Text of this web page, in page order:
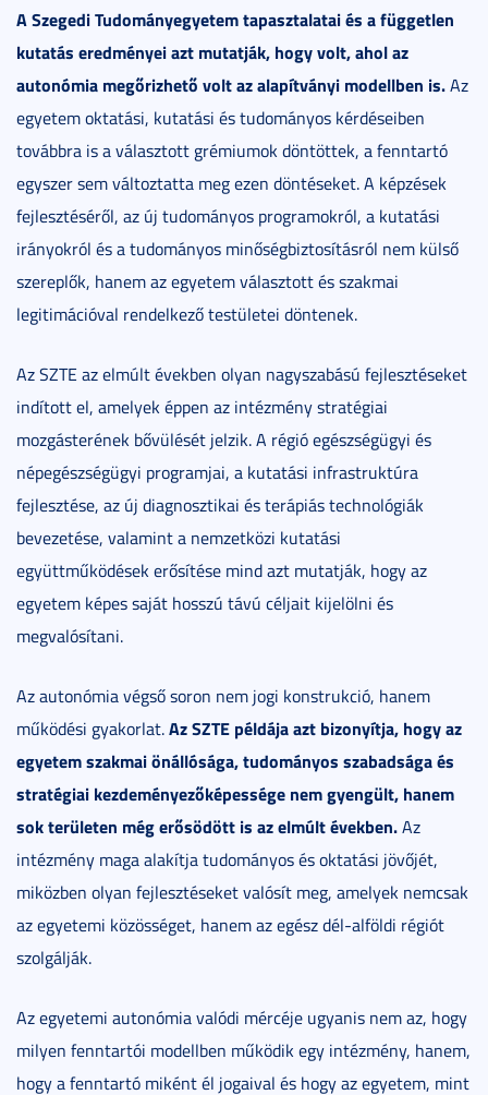
A Szegedi Tudományegyetem tapasztalatai és a független
kutatás eredményei azt mutatják, hogy volt, ahol az
autonómia megőrizhető volt az alapítványi modellben is.Az
egyetem oktatási, kutatási és tudományos kérdéseiben
továbbra is a választott grémiumok döntöttek, a fenntartó
egyszer sem változtatta meg ezen döntéseket. A képzések
fejlesztéséről, az új tudományos programokról, a kutatási
irányokról és a tudományos minőségbiztosításról nem külső
szereplők, hanem az egyetem választott és szakmai
legitimációval rendelkező testületei döntenek.
Az SZTE az elmúlt években olyan nagyszabású fejlesztéseket
indított el, amelyek éppen az intézmény stratégiai
mozgásterének bővülését jelzik. A régió egészségügyi és
népegészségügyi programjai, a kutatási infrastruktúra
fejlesztése, az új diagnosztikai és terápiás technológiák
bevezetése, valamint a nemzetközi kutatási
együttműködések erősítése mind azt mutatják, hogy az
egyetem képes saját hosszú távú céljait kijelölni és
megvalósítani.
Az autonómia végső soron nem jogi konstrukció, hanem
működési gyakorlat.Az SZTE példája azt bizonyítja, hogy az
egyetem szakmai önállósága, tudományos szabadsága és
stratégiai kezdeményezőképessége nem gyengült, hanem
sok területen még erősödött is az elmúlt években.Az
intézmény maga alakítja tudományos és oktatási jövőjét,
miközben olyan fejlesztéseket valósít meg, amelyek nemcsak
az egyetemi közösséget, hanem az egész dél-alföldi régiót
szolgálják.
Az egyetemi autonómia valódi mércéje ugyanis nem az, hogy
milyen fenntartói modellben működik egy intézmény, hanem,
hogy a fenntartó miként él jogaival és hogy az egyetem, mint